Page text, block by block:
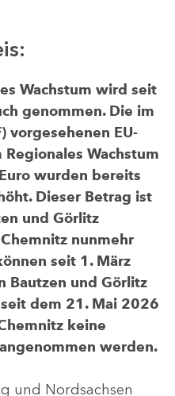
Wachstum wird seit
genommen. Die im
vorgesehenen EU-
Wachstum
wurden bereits
Dieser Betrag ist
und Görlitz
nunmehr
seit 1. März
Bautzen und Görlitz
dem 21. Mai 2026
keine
werden.
und Nordsachsen